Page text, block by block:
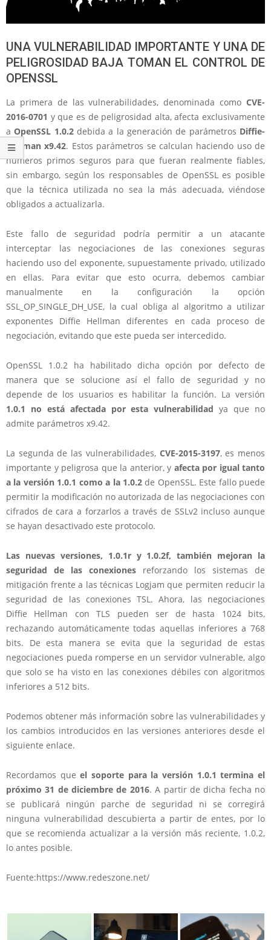
UNA VULNERABILIDAD IMPORTANTE Y UNA DE
PELIGROSIDAD BAJA TOMAN EL CONTROL DE
OPENSSL
La primera de las vulnerabilidades, denominada como CVE-
2016-0701 y que es de peligrosidad alta, afecta exclusivamente
aOpenSSL 1.0.2debida a la generación de parámetros Diffie-
Hellman x9.42. Estos parámetros se calculan haciendo uso de
números primos seguros para que fueran realmente fiables,
sin embargo, según los responsables de OpenSSL es posible
que la técnica utilizada no sea la más adecuada, viéndose
obligados a actualizarla.
Este fallo de seguridad podría permitir a un atacante
interceptar las negociaciones de las conexiones seguras
haciendo uso del exponente, supuestamente privado, utilizado
en ellas. Para evitar que esto ocurra, debemos cambiar
manualmente en la configuración la opción
SSL_OP_SINGLE_DH_USE, la cual obliga al algoritmo a utilizar
exponentes Diffie Hellman diferentes en cada proceso de
negociación, evitando que este pueda ser intercedido.
OpenSSL 1.0.2 ha habilitado dicha opción por defecto de
manera que se solucione así el fallo de seguridad y no
depende de los usuarios es habilitar la función. La versión
1.0.1 no está afectada por esta vulnerabilidad ya que no
admite parámetros x9.42.
La segunda de las vulnerabilidades, CVE-2015-3197, es menos
importante y peligrosa que la anterior, y afecta por igual tanto
a la versión 1.0.1 como a la 1.0.2de OpenSSL. Este fallo puede
permitir la modificación no autorizada de las negociaciones con
cifrados de cara a forzarlos a través de SSLv2 incluso aunque
se hayan desactivado este protocolo.
Las nuevas versiones, 1.0.1r y 1.0.2f, también mejoran la
seguridad de las conexiones reforzando los sistemas de
mitigación frente a las técnicas Logjam que permiten reducir la
seguridad de las conexiones TSL. Ahora, las negociaciones
Diffie Hellman con TLS pueden ser de hasta 1024 bits,
rechazando automáticamente todas aquellas inferiores a 768
bits. De esta manera se evita que la seguridad de estas
negociaciones pueda romperse en un servidor vulnerable, algo
que solo se ha visto en las conexiones débiles con algoritmos
inferiores a 512 bits.
Podemos obtener más información sobre las vulnerabilidades y
los cambios introducidos en las versiones anteriores desde el
siguiente enlace.
Recordamos queel soporte para la versión 1.0.1 termina el
próximo 31 de diciembre de 2016. A partir de dicha fecha no
se publicará ningún parche de seguridad ni se corregirá
ninguna vulnerabilidad descubierta a partir de entes, por lo
que se recomienda actualizar a la versión más reciente, 1.0.2,
lo antes posible.
Fuente:https://www.redeszone.net/